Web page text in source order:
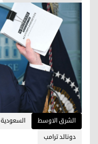
الشرق الاوسط السعودية
دونالد ترامب